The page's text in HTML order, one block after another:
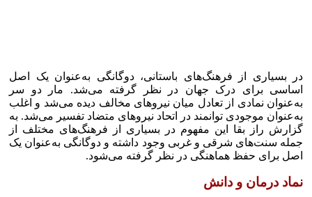
در بسیاری از فرهنگ‌های باستانی، دوگانگی به‌عنوان یک اصل
اساسی برای درک جهان در نظر گرفته می‌شد. مار دو سر
به‌عنوان نمادی از تعادل میان نیرو‌های مخالف دیده می‌شد و اغلب
به‌عنوان موجودی توانمند در اتحاد نیرو‌های متضاد تفسیر می‌شد. به
گزارش راز بقا این مفهوم در بسیاری از فرهنگ‌های مختلف از
جمله سنت‌های شرقی و غربی وجود داشته و دوگانگی به‌عنوان یک
اصل برای حفظ هماهنگی در نظر گرفته می‌شود.
نماد درمان و دانش